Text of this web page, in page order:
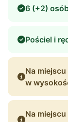
6 (+2)
Pościel i
Na
w
Na